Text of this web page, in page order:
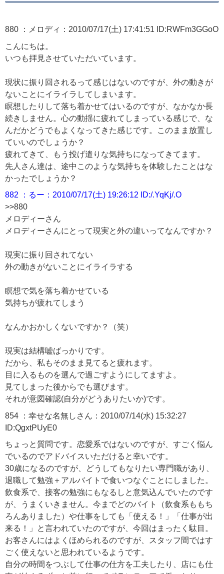
880 ：メロディ：2010/07/17(土) 17:41:51 ID:RWFm3GGoO
こんにちは。
いつも拝見させていただいています。
現状に振り回されるって感じはないのですが、外の動きが
ないことにイライラしてしまいます。
瞑想したりして落ち着かせてはいるのですが、なかなか長
続きしません。心の動揺に疲れてしまっている感じで、な
んだかどうでもよくなってきた感じです。このまま放置し
ていいのでしょうか？
疲れてきて、もう投げ遣りな気持ちになってきてます。
先人さん達は、途中このような気持ちを体験したことはな
かったでしょうか？
882 ：るー：2010/07/17(土) 19:26:12 ID:/.YqKj/.O
>>880
メロディーさん
メロディーさんにとって現実と外の違いってなんですか？
現実に振り回されてない
外の動きがないことにイライラする
瞑想で気を落ち着かせている
気持ちが疲れてしまう
なんかおかしくないですか？（笑）
現実は結構嘘ばっかりです。
だから、私もそのまま見てると疲れます。
目に入るものを選んで過ごすようにしてますよ。
見てしまった後からでも選びます。
それが意図確認(自分がどうありたいか)です。
854 ：幸せな名無しさん：2010/07/14(水) 15:32:27
ID:QgxtPUyE0
ちょっと質問です。恋愛系ではないのですが、すごく悩ん
でいるのでアドバイスいただけると幸いです。
30歳になるのですが、どうしてもなりたい専門職があり、
退職して勉強＋アルバイトで食いつなぐことにしました。
飲食系で、接客の勉強にもなるしと意気込んでいたのです
が、うまくいきません。今までどのバイト（飲食系ももち
ろんありました）や仕事をしても「使える！」「仕事が出
来る！」と言われていたのですが、今回はまったく駄目。
お客さんにはよくほめられるのですが、スタッフ間ではす
ごく使えないと思われているようです。
自分の時間をつぶして仕事の仕方を工夫したり、店にも仕